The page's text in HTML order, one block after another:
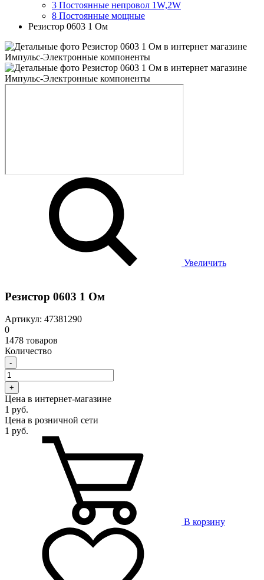
3 Постоянные непровол 1W,2W
8 Постоянные мощные
Резистор 0603 1 Ом
Увеличить
Резистор 0603 1 Ом
Артикул: 47381290
0
1478 товаров
Количество
-
+
Цена в интернет-магазине
1 руб.
Цена в розничной сети
1 руб.
В корзину